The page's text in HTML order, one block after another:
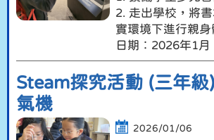
2. 走出學校，將
實環境下進行親身
日期︰2026年1月
Steam探究活動 (三年級
氣機
2026/01/06